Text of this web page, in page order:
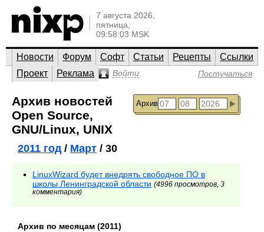
7 августа 2026,
пятница,
09:58:03 MSK
Новости Форум Софт Статьи Рецепты
Ссылки
Проект
Реклама Войти Постучаться
Архив
Архив новостей
Open Source,
GNU/Linux, UNIX
2011 год/ Март / 30
LinuxWizard будет внедрять свободное ПО в
школы Ленинградской области (4996 просмотров, 3
комментария)
Архив по месяцам (2011)